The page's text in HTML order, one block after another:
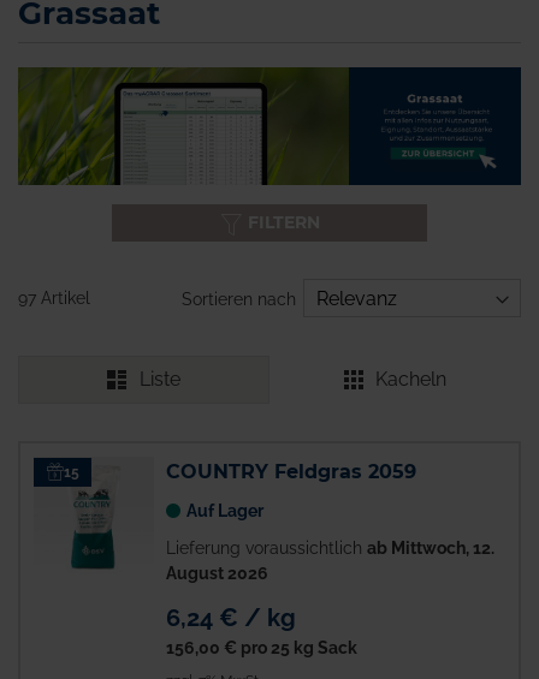
Grassaat
97 Artikel Sortieren nach
Liste Kacheln
15 COUNTRY Feldgras 2059
Auf Lager
Lieferung voraussichtlich ab Mittwoch, 12.
August 2026
6,24 € / kg
156,00 € pro 25 kg Sack